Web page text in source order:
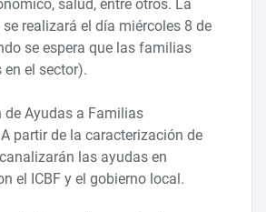
salud, entre otros. La
realizará el día miércoles 8 de
se espera que las familias
en el sector).
de Ayudas a Familias
partir de la caracterización de
las ayudas en
el ICBF y el gobierno local.